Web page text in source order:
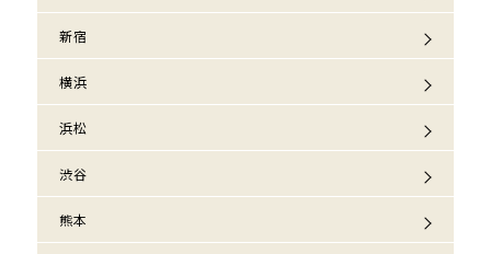
新宿
横浜
浜松
渋谷
熊本